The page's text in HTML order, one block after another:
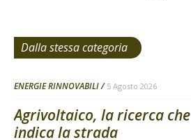
Dalla stessa categoria
ENERGIE RINNOVABILI 5 Agosto 2026
Agrivoltaico, la ricerca che
indica la strada